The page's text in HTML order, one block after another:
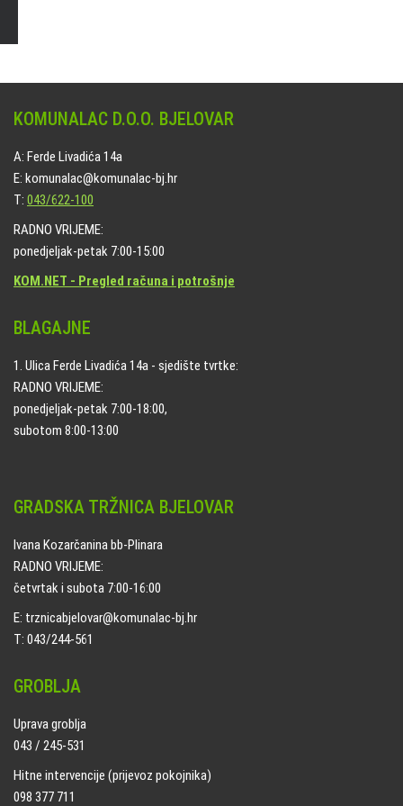
KOMUNALAC D.O.O. BJELOVAR
A: Ferde Livadića 14a
E: komunalac@komunalac-bj.hr
T: 043/622-100
RADNO VRIJEME:
ponedjeljak-petak 7:00-15:00
KOM.NET - Pregled računa i potrošnje
BLAGAJNE
1. Ulica Ferde Livadića 14a - sjedište tvrtke:
RADNO VRIJEME:
ponedjeljak-petak 7:00-18:00,
subotom 8:00-13:00
GRADSKA TRŽNICA BJELOVAR
Ivana Kozarčanina bb-Plinara
RADNO VRIJEME:
četvrtak i subota 7:00-16:00
E: trznicabjelovar@komunalac-bj.hr
T: 043/244-561
GROBLJA
Uprava groblja
043 / 245-531
Hitne intervencije (prijevoz pokojnika)
098 377 711